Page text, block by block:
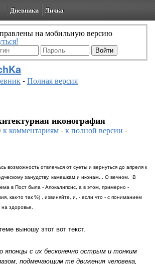
Дневники Личка
на мобильную версию
-Полная версия
иконография
к комментариям-к полной версии -
возможность отвлечься от суеты и вернуться до апреля к
занудству, камешкам и иконам... О вечном. В
в Пост была - Апокалипсис, а в этом, примерно -
как-то так %) , извиняйте, и, - если что - с пониманием
здоровье.
выношу этот вот текст.
японцы с их бесконечно острым и тонким
подмечающим те движения человека,